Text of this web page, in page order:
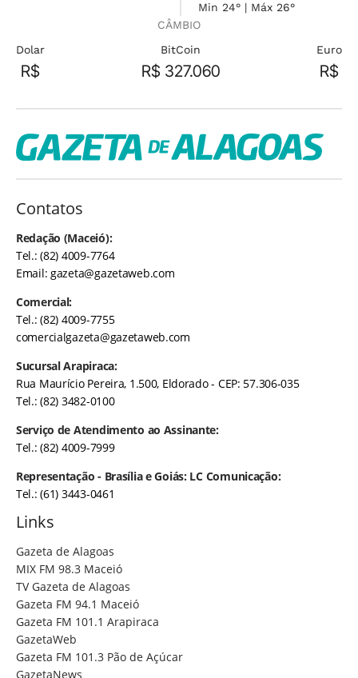
Min 24° | Máx 26°
CÂMBIO
Dolar
R$
BitCoin
R$ 327.060
Euro
R$
Contatos
Redação (Maceió):
Tel.: (82) 4009-7764
Email:gazeta@gazetaweb.com
Comercial:
Tel.: (82) 4009-7755
comercialgazeta@gazetaweb.com
Sucursal Arapiraca:
Rua Maurício Pereira, 1.500, Eldorado - CEP: 57.306-035
Tel.: (82) 3482-0100
Serviço de Atendimento ao Assinante:
Tel.: (82) 4009-7999
Representação - Brasília e Goiás: LC Comunicação:
Tel.: (61) 3443-0461
Links
Gazeta de Alagoas
MIX FM 98.3 Maceió
TV Gazeta de Alagoas
Gazeta FM 94.1 Maceió
Gazeta FM 101.1 Arapiraca
GazetaWeb
Gazeta FM 101.3 Pão de Açúcar
GazetaNews